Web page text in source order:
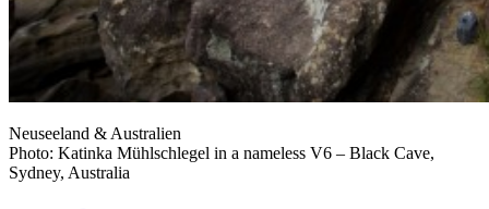
Neuseeland & Australien
Photo: Katinka Mühlschlegel in a nameless V6 – Black Cave,
Sydney, Australia